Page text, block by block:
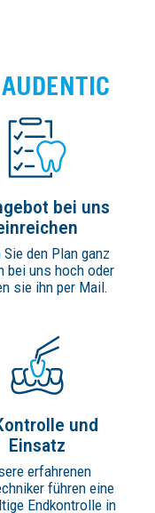
bei uns
Sie den Plan ganz
bei uns hoch oder
sie ihn per Mail.
und
Einsatz
erfahrenen
führen eine
Endkontrolle in